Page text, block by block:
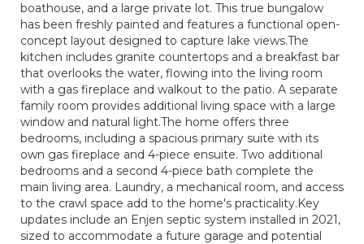
boathouse, and a large private lot. This true bungalow
has been freshly painted and features a functional open-
concept layout designed to capture lake views.The
kitchen includes granite countertops and a breakfast bar
that overlooks the water, flowing into the living room
with a gas fireplace and walkout to the patio. A separate
family room provides additional living space with a large
window and natural light.The home offers three
bedrooms, including a spacious primary suite with its
own gas fireplace and 4-piece ensuite. Two additional
bedrooms and a second 4-piece bath complete the
main living area. Laundry, a mechanical room, and access
to the crawl space add to the home's practicality.Key
updates include an Enjen septic system installed in 2021,
sized to accommodate a future garage and potential